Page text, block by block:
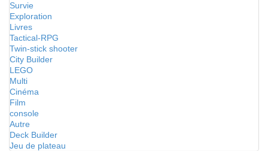
Survie
Exploration
Livres
Tactical-RPG
Twin-stick shooter
City Builder
LEGO
Multi
Cinéma
Film
console
Autre
Deck Builder
Jeu de plateau